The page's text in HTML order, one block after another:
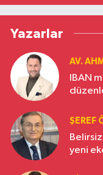
Yazarlar
AV.
IBAN
ŞEREF
yeni